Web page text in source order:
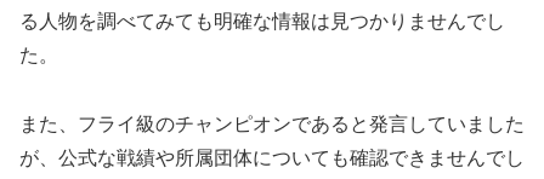
る人物を調べてみても明確な情報は見つかりませんでし
た。
また、フライ級のチャンピオンであると発言していました
が、公式な戦績や所属団体についても確認できませんでし